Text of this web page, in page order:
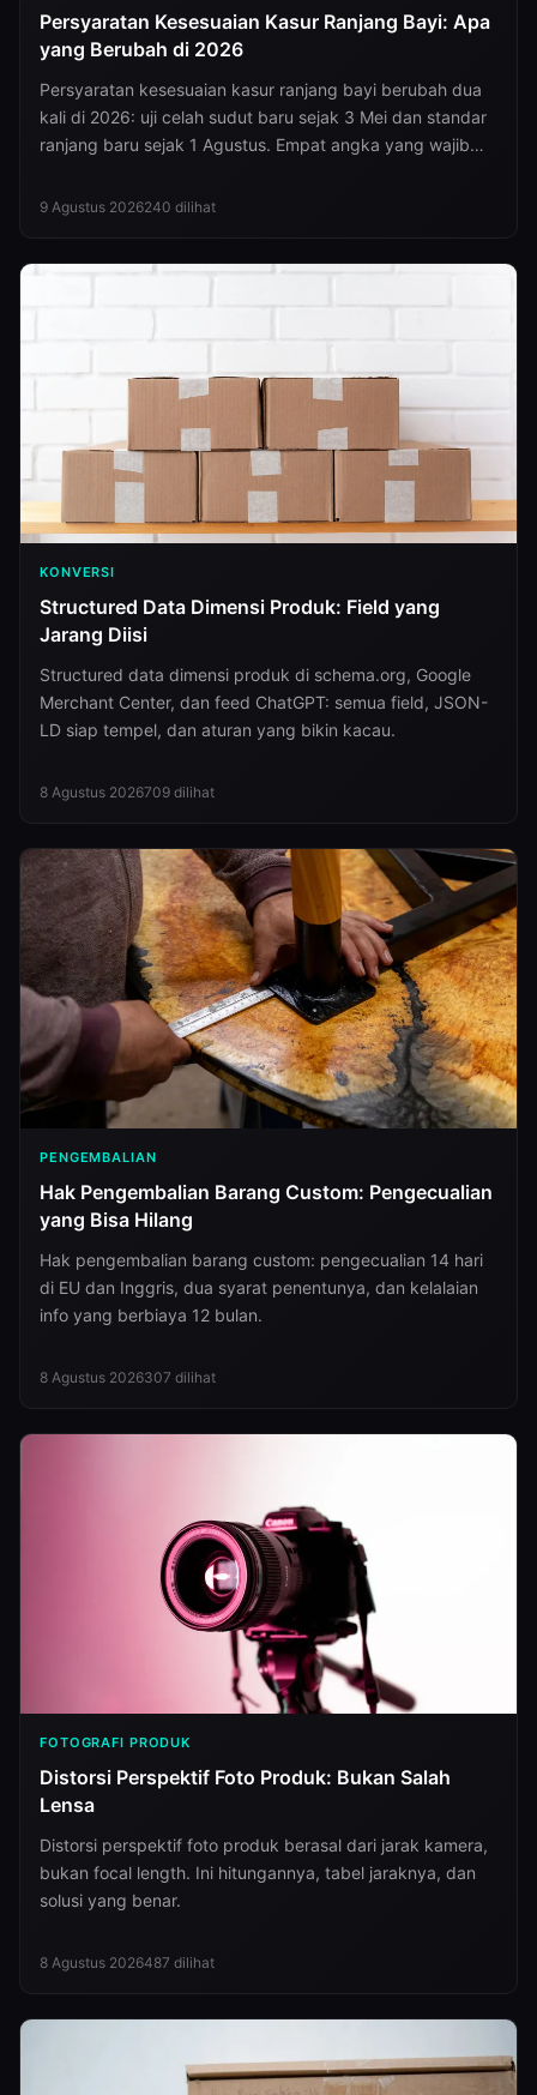
Persyaratan Kesesuaian Kasur Ranjang Bayi: Apa
yang Berubah di 2026
Persyaratan kesesuaian kasur ranjang bayi berubah dua
kali di 2026: uji celah sudut baru sejak 3 Mei dan standar
ranjang baru sejak 1 Agustus. Empat angka yang wajib
9 Agustus 2026240 dilihat
KONVERSI
Structured Data Dimensi Produk: Field yang
Jarang Diisi
Structured data dimensi produk di schema.org, Google
Merchant Center, dan feed ChatGPT: semua field, JSON-
LD siap tempel, dan aturan yang bikin kacau.
8 Agustus 2026709 dilihat
PENGEMBALIAN
Hak Pengembalian Barang Custom: Pengecualian
yang Bisa Hilang
Hak pengembalian barang custom: pengecualian 14 hari
di EU dan Inggris, dua syarat penentunya, dan kelalaian
info yang berbiaya 12 bulan.
8 Agustus 2026307 dilihat
FOTOGRAFI PRODUK
Distorsi Perspektif Foto Produk: Bukan Salah
Lensa
Distorsi perspektif foto produk berasal dari jarak kamera,
bukan focal length. Ini hitungannya, tabel jaraknya, dan
solusi yang benar.
8 Agustus 2026487 dilihat